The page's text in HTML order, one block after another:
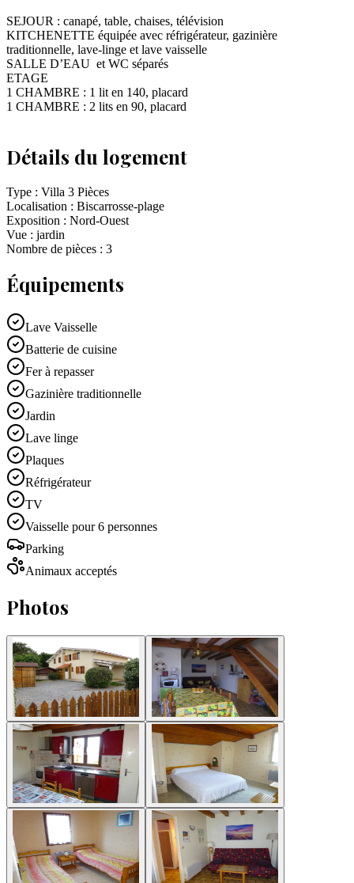
SEJOUR : canapé, table, chaises, télévision
KITCHENETTE équipée avec réfrigérateur, gazinière
traditionnelle, lave-linge et lave vaisselle
SALLE D’EAU et WC séparés
ETAGE
1 CHAMBRE : 1 lit en 140, placard
1 CHAMBRE : 2 lits en 90, placard
Détails du logement
Type : Villa 3 Pièces
Localisation : Biscarrosse-plage
Exposition : Nord-Ouest
Vue : jardin
Nombre de pièces : 3
Équipements
Lave Vaisselle
Batterie de cuisine
Fer à repasser
Gazinière traditionnelle
Jardin
Lave linge
Plaques
Réfrigérateur
TV
Vaisselle pour 6 personnes
Parking
Animaux acceptés
Photos